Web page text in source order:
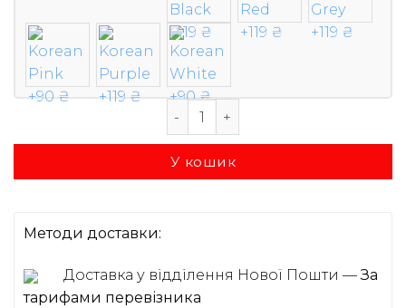
Алюмінієвий картхолдер
У кошик
Методи доставки:
Доставка у відділення Нової Пошти —За
тарифами перевізника